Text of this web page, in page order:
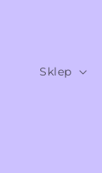
Sklep